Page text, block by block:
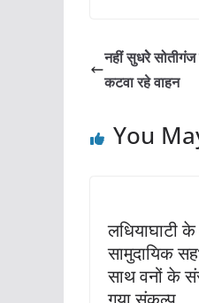
e
b
o
नहीं सुधरेे
कटवा रहे वाहन
You
लधियाघाटी
सामुदायिक
साथ वनों के